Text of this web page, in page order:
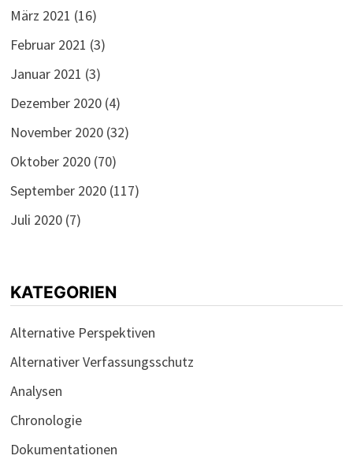
März 2021 (16)
Februar 2021 (3)
Januar 2021 (3)
Dezember 2020(4)
November 2020(32)
Oktober 2020(70)
September 2020(117)
Juli 2020(7)
KATEGORIEN
Alternative Perspektiven
Alternativer Verfassungsschutz
Analysen
Chronologie
Dokumentationen